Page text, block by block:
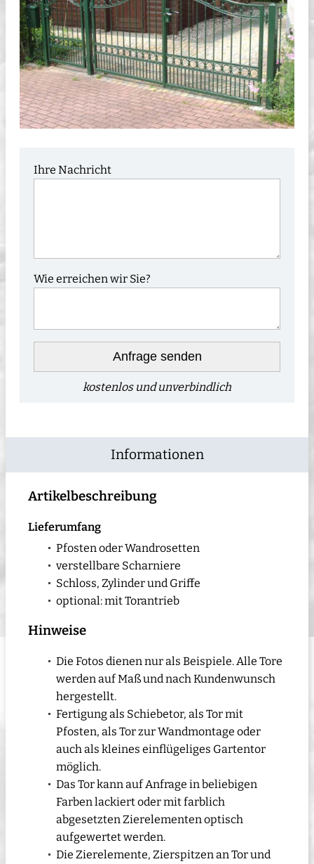
Ihre Nachricht
Wie erreichen wir Sie?
Anfrage senden
kostenlos und unverbindlich
Informationen
Artikelbeschreibung
Lieferumfang
Pfosten oder Wandrosetten
verstellbare Scharniere
Schloss, Zylinder und Griffe
optional: mit Torantrieb
Hinweise
Die Fotos dienen nur als Beispiele. Alle Tore
werden auf Maß und nach Kundenwunsch
hergestellt.
Fertigung als Schiebetor, als Tor mit
Pfosten, als Tor zur Wandmontage oder
auch als kleines einflügeliges Gartentor
möglich.
Das Tor kann auf Anfrage in beliebigen
Farben lackiert oder mit farblich
abgesetzten Zierelementen optisch
aufgewertet werden.
Die Zierelemente, Zierspitzen an Tor und